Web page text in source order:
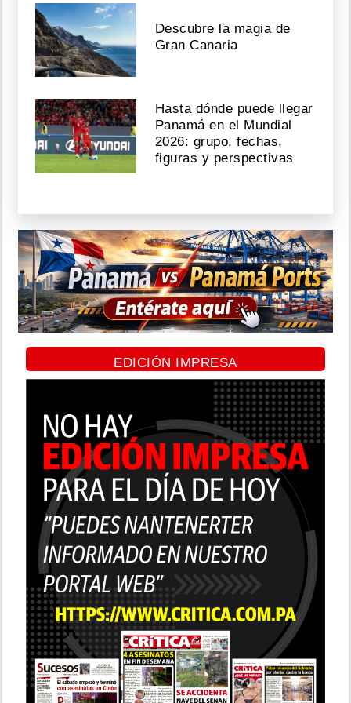
Descubre la magia de
Gran Canaria
Hasta dónde puede llegar
Panamá en el Mundial
2026: grupo, fechas,
figuras y perspectivas
EDICIÓN IMPRESA